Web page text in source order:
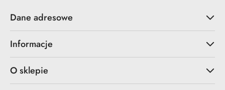
Dane adresowe
Informacje
O sklepie